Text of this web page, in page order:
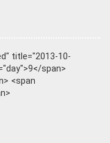
title="2013-10-
span>
<span